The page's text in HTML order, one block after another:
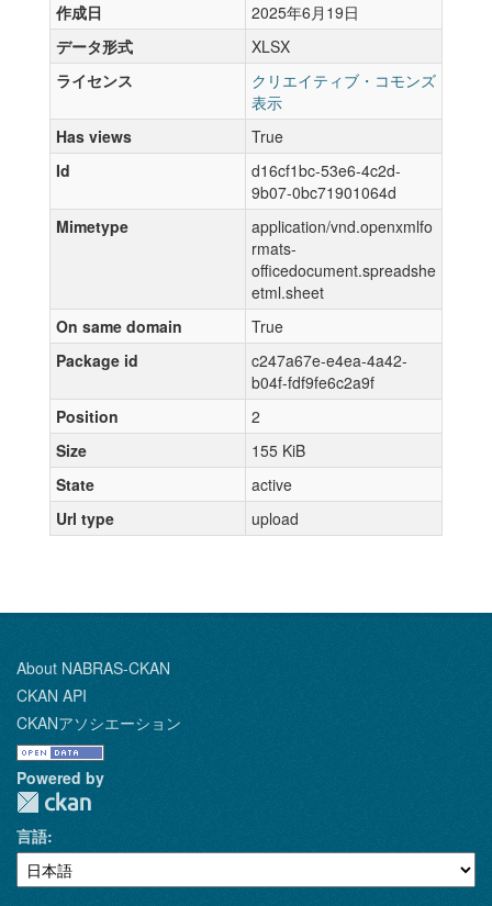
作成日
2025年6月19日
データ形式
XLSX
ライセンス
クリエイティブ・コモンズ
表示
Has views
True
Id
d16cf1bc-53e6-4c2d-
9b07-0bc71901064d
Mimetype
application/vnd.openxmlfo
rmats-
officedocument.spreadshe
etml.sheet
On same domain
True
Package id
c247a67e-e4ea-4a42-
b04f-fdf9fe6c2a9f
Position
2
Size
155 KiB
State
active
Url type
upload
About NABRAS-CKAN
CKAN API
CKANアソシエーション
Powered by
言語